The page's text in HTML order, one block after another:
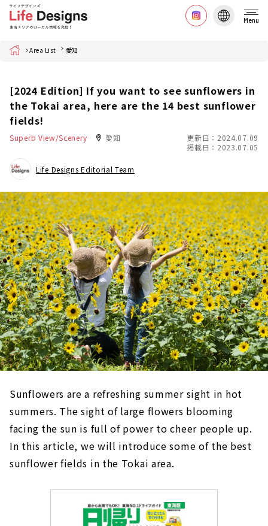
Menu
Home Area List 愛知
[2024 Edition] If you want to see sunflowers in
the Tokai area, here are the 14 best sunflower
fields!
Superb View/Scenery 愛知
更新日：2024.07.09
掲載日：2023.07.05
Life Designs Editorial Team
Sunflowers are a refreshing summer sight in hot
summers. The sight of large flowers blooming
facing the sun is full of power to cheer people up.
In this article, we will introduce some of the best
sunflower fields in the Tokai area.